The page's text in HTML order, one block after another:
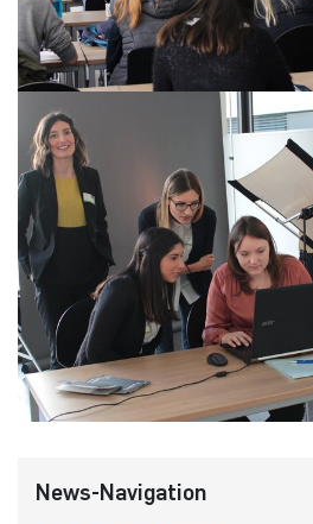
News-Navigation